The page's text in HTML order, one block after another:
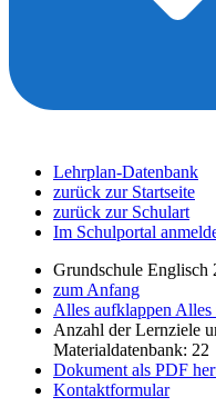
Lehrplan-Datenbank
zurück zur Startseite
zurück zur Schulart
Im Schulportal
Grundschule Englisch
zum Anfang
Alles aufklappen Alles
Anzahl der Lernziele
Materialdatenbank: 22
Dokument als PDF
Kontaktformular